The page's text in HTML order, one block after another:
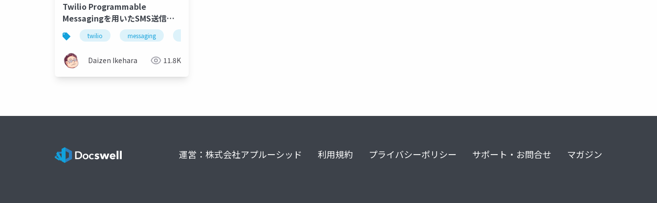
Twilio Programmable
Messagingを用いたSMS送信入
門
twilio messaging
Daizen Ikehara 11.8K
運営：株式会社アプルーシッド 利用規約 プライバシーポリシー サポート・お問合せ マガジン